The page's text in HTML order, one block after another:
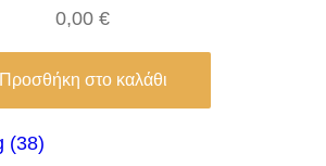
0,00 €
Προσθήκη στο καλάθι